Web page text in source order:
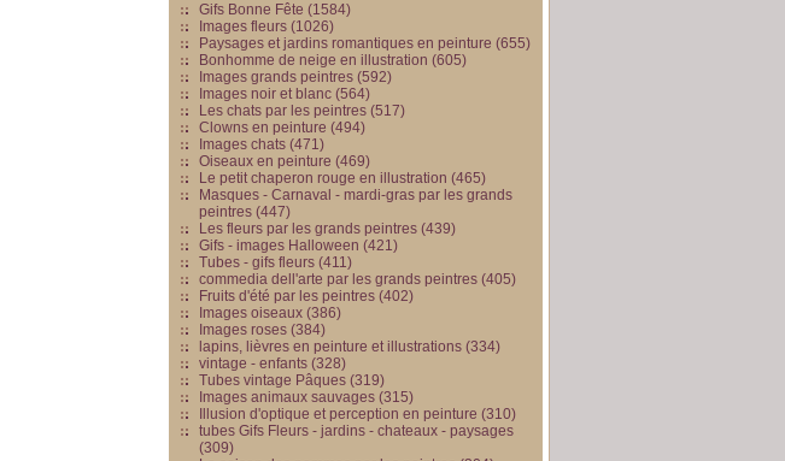
Gifs Bonne Fête (1584)
Images fleurs (1026)
Paysages et jardins romantiques en peinture (655)
Bonhomme de neige en illustration (605)
Images grands peintres (592)
Images noir et blanc (564)
Les chats par les peintres (517)
Clowns en peinture (494)
Images chats (471)
Oiseaux en peinture (469)
Le petit chaperon rouge en illustration (465)
Masques - Carnaval - mardi-gras par les grands
peintres (447)
Les fleurs par les grands peintres (439)
Gifs - images Halloween (421)
Tubes - gifs fleurs (411)
commedia dell'arte par les grands peintres (405)
Fruits d'été par les peintres (402)
Images oiseaux (386)
Images roses (384)
lapins, lièvres en peinture et illustrations (334)
vintage - enfants (328)
Tubes vintage Pâques (319)
Images animaux sauvages (315)
Illusion d'optique et perception en peinture (310)
tubes Gifs Fleurs - jardins - chateaux - paysages
(309)